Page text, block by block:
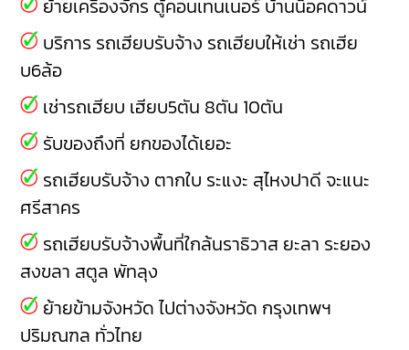
ย้ายเครื่องจักร ตู้คอนเทนเนอร์ บ้านน็อคดาวน์
บริการ รถเฮียบรับจ้าง รถเฮียบให้เช่า รถเฮีย
บ6ล้อ
เช่ารถเฮียบ เฮียบ5ตัน 8ตัน 10ตัน
รับของถึงที่ ยกของได้เยอะ
รถเฮียบรับจ้าง ตากใบ ระแงะ สุไหงปาดี จะแนะ
ศรีสาคร
รถเฮียบรับจ้างพื้นที่ใกล้นราธิวาส ยะลา ระยอง
สงขลา สตูล พัทลุง
ย้ายข้ามจังหวัด ไปต่างจังหวัด กรุงเทพฯ
ปริมณฑล ทั่วไทย